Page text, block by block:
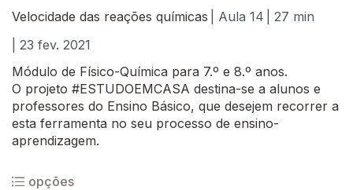
Velocidade das reações químicas | Aula 14
| 27 min
| 23 fev. 2021
Módulo de Físico-Química para 7.º e 8.º anos.
O projeto #ESTUDOEMCASA destina-se a alunos e
professores do Ensino Básico, que desejem recorrer a
esta ferramenta no seu processo de ensino-
aprendizagem.
opções